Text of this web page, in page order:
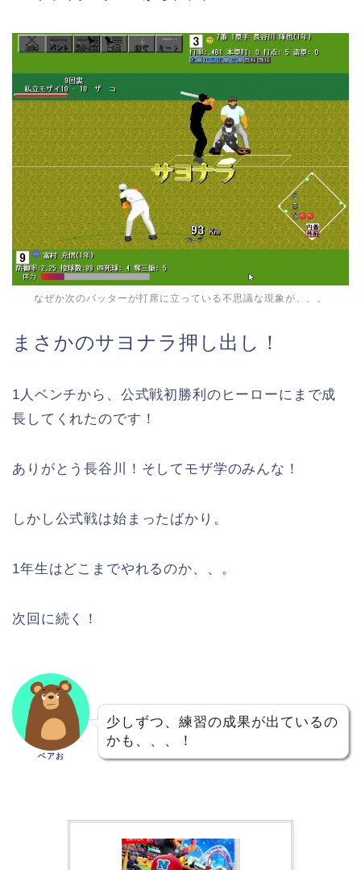
なぜか次のバッターが打席に立っている不思議な現象が、、。
まさかのサヨナラ押し出し！
1人ベンチから、公式戦初勝利のヒーローにまで成
長してくれたのです！
ありがとう長谷川！そしてモザ学のみんな！
しかし公式戦は始まったばかり。
1年生はどこまでやれるのか、、。
次回に続く！
ベアお
少しずつ、練習の成果が出ているの
かも、、、！